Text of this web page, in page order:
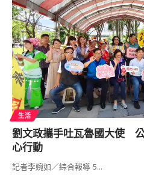
生活
劉文政攜手吐瓦魯國大使
心行動
記者李婉如／綜合報導 5…